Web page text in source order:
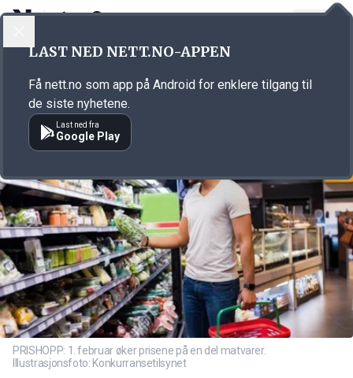
Annonsørinnhold
PRISHOPP: 1. februar øker prisene på en del matvarer.
Illustrasjonsfoto: Konkurransetilsynet
LAST NED NETT.NO-APPEN
Få nett.no som app på Android for enklere tilgang til
de siste nyhetene.
Last ned fra
Google Play